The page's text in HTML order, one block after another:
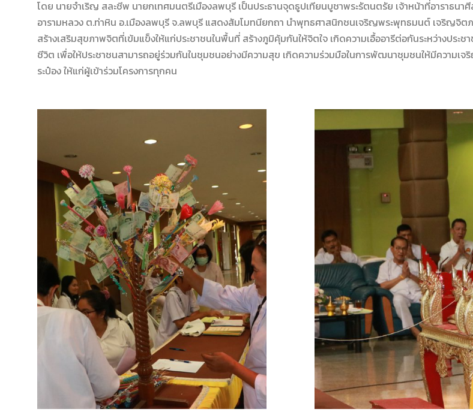
โดย นายจำเริญ สละชีพ นายกเทศมนตรีเมืองลพบุรี เป็นประธานจุดธูปเทียนบูชาพระรัตนตรัย เจ้าหน้าที่อาราธน
อารามหลวง ต.ท่าหิน อ.เมืองลพบุรี จ.ลพบุรี แสดงสัมโมทนียกถา นำพุทธศาสนิกชนเจริญพระพุทธมนต์ เจริญจิต
สร้างเสริมสุขภาพจิตที่เข้มแข็งให้แก่ประชาชนในพื้นที่ สร้างภูมิคุ้มกันให้จิตใจ เกิดความเอื้ออารีต่อกันระหว่างประ
ชีวิต เพื่อให้ประชาชนสามารถอยู่ร่วมกันในชุมชนอย่างมีความสุข เกิดความร่วมมือในการพัฒนาชุมชนให้มีความ
ระป๋อง ให้แก่ผู้เข้าร่วมโครงการทุกคน